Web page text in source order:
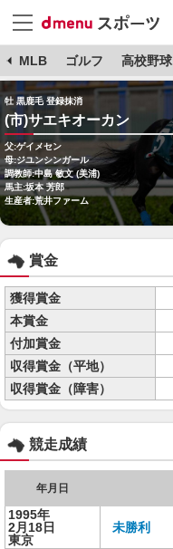
MLB ゴルフ 高校野球
牡 黒鹿毛 登録抹消
(市)サエキオーカン
父:ゲイメセン
母:ジユンシンガール
調教師:中島 敏文 (美浦)
馬主:坂本 芳郎
生産者:荒井ファーム
賞金
獲得賞金
本賞金
付加賞金
収得賞金（平地）
収得賞金（障害）
競走成績
年月日
1995年
2月18日
東京
未勝利